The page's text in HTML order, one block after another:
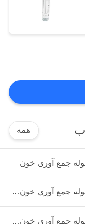
همه
جمع آوری خون
لوله جمع آوری خون غیر خلاء
لوله جمع آوری خون ساده